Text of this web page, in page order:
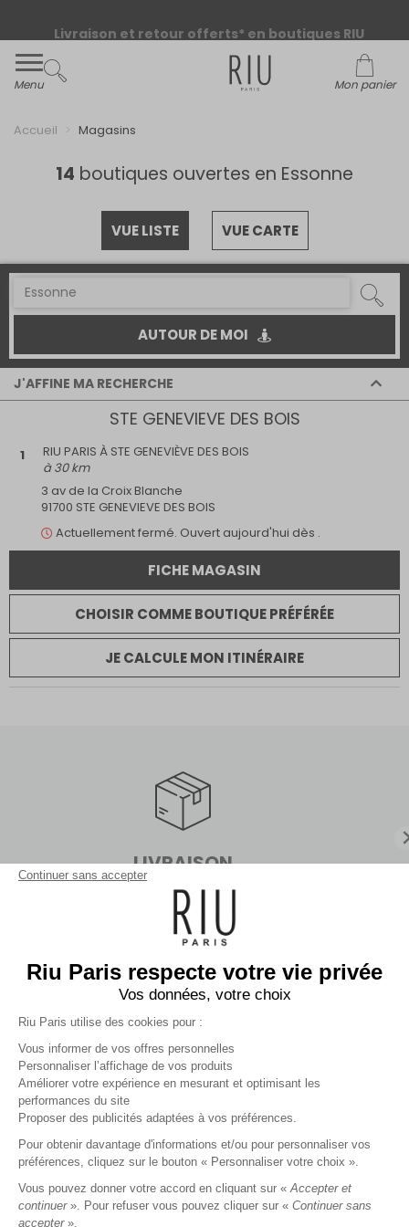
Livraison et retour offerts* en boutiques RIU
Paris - Jacqueline RIU
Menu Mon panier
Accueil Magasins
14 boutiques ouvertes en Essonne
VUE LISTE VUE CARTE
AUTOUR DE MOI
J'AFFINE MA RECHERCHE
Ouvert maintenant
Retrait internet
Parking
Multimarque
Magasin dans un centre commercial
STE GENEVIEVE DES BOIS
1
RIU PARIS À STE GENEVIÈVE DES BOIS
à 30 km
3 av de la Croix Blanche
91700 STE GENEVIEVE DES BOIS
Actuellementfermé. Ouvert aujourd'hui dès .
FICHE MAGASIN
CHOISIR COMME BOUTIQUE PRÉFÉRÉE
JE CALCULE MON ITINÉRAIRE
CHOISIR COMME BOUTIQUE PRÉFÉRÉE
JE CALCULE MON ITINÉRAIRE
EVRY
3
RIU PARIS À CC EVRY 2
à 36 km
2 Boulevard de l'Europe
91000 EVRY
Actuellementfermé.Ouvert aujourd'hui dès .
FICHE MAGASIN
LIVRAISON
En boutiques sans minimum d'achat
ou en point relais dès 99€
Inscrivez-vous à la newsletter !
VALIDER
RIU PARIS
Continuer sans accepter
Riu Paris respecte votre vie privée
Vos données, votre choix
Riu Paris utilise des cookies pour :
Vous informer de vos offres personnelles
Personnaliser l’affichage de vos produits
Améliorer votre expérience en mesurant et optimisant les
performances du site
Proposer des publicités adaptées à vos préférences.
Pour obtenir davantage d'informations et/ou pour personnaliser vos
préférences, cliquez sur le bouton « Personnaliser votre choix ».
Vous pouvez donner votre accord en cliquant sur « Accepter et
continuer ». Pour refuser vous pouvez cliquer sur « Continuer sans
accepter ».